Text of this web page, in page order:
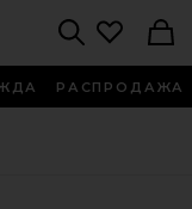
РАСПРОДАЖА